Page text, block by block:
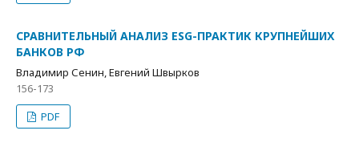
СРАВНИТЕЛЬНЫЙ АНАЛИЗ ESG-ПРАКТИК КРУПНЕЙШИХ
БАНКОВ РФ
Владимир Сенин, Евгений Швырков
156-173
PDF